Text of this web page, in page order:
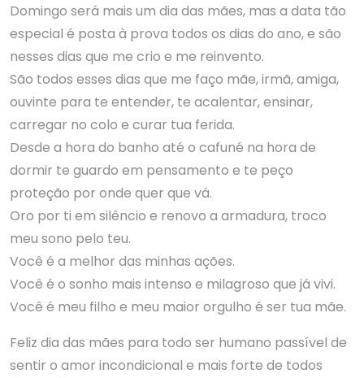
Domingo será mais um dia das mães, mas a data tão
especial é posta à prova todos os dias do ano, e são
nesses dias que me crio e me reinvento.
São todos esses dias que me faço mãe, irmã, amiga,
ouvinte para te entender, te acalentar, ensinar,
carregar no colo e curar tua ferida.
Desde a hora do banho até o cafuné na hora de
dormir te guardo em pensamento e te peço
proteção por onde quer que vá.
Oro por ti em silêncio e renovo a armadura, troco
meu sono pelo teu.
Você é a melhor das minhas ações.
Você é o sonho mais intenso e milagroso que já vivi.
Você é meu filho e meu maior orgulho é ser tua mãe.
Feliz dia das mães para todo ser humano passível de
sentir o amor incondicional e mais forte de todos